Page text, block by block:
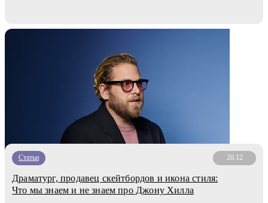
Статьи 20.12
Драматург, продавец скейтбордов и икона стиля:
Что мы знаем и не знаем про Джону Хилла